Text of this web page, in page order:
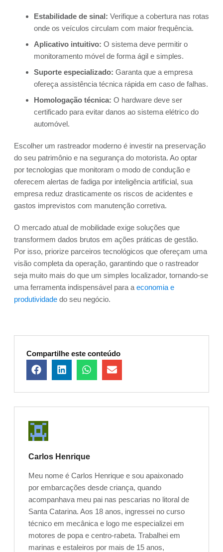
Estabilidade de sinal: Verifique a cobertura nas rotas
onde os veículos circulam com maior frequência.
Aplicativo intuitivo: O sistema deve permitir o
monitoramento móvel de forma ágil e simples.
Suporte especializado: Garanta que a empresa
ofereça assistência técnica rápida em caso de falhas.
Homologação técnica: O hardware deve ser
certificado para evitar danos ao sistema elétrico do
automóvel.
Escolher um rastreador moderno é investir na preservação
do seu patrimônio e na segurança do motorista. Ao optar
por tecnologias que monitoram o modo de condução e
oferecem alertas de fadiga por inteligência artificial, sua
empresa reduz drasticamente os riscos de acidentes e
gastos imprevistos com manutenção corretiva.
O mercado atual de mobilidade exige soluções que
transformem dados brutos em ações práticas de gestão.
Por isso, priorize parceiros tecnológicos que ofereçam uma
visão completa da operação, garantindo que o rastreador
seja muito mais do que um simples localizador, tornando-se
uma ferramenta indispensável para a economia e
produtividade do seu negócio.
Compartilhe este conteúdo
Carlos Henrique
Meu nome é Carlos Henrique e sou apaixonado
por embarcações desde criança, quando
acompanhava meu pai nas pescarias no litoral de
Santa Catarina. Aos 18 anos, ingressei no curso
técnico em mecânica e logo me especializei em
motores de popa e centro-rabeta. Trabalhei em
marinas e estaleiros por mais de 15 anos,